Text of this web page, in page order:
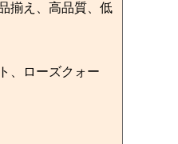
揃え、高品質、低
、ローズクォー